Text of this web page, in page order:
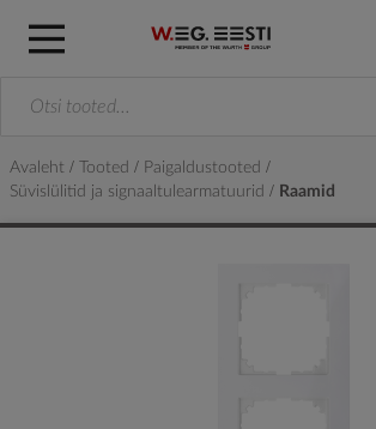
Avaleht Tooted
Paigaldustooted
Süvislülitid ja signaaltulearmatuurid
Raamid